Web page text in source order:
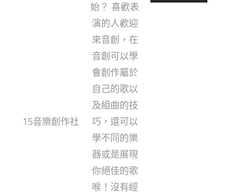
15音樂創作社
始？ 喜歡表
演的人歡迎
來音創，在
音創可以學
會創作屬於
自己的歌以
及組曲的技
巧，還可以
學不同的樂
器或是展現
你絕佳的歌
喉！沒有經